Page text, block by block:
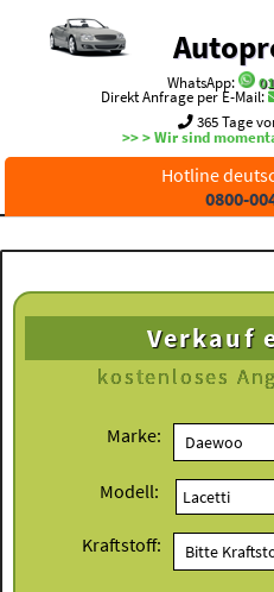
WhatsApp:
Direkt Anfrage per E-Mail:
365 Tage
>> > Wir sind
Hotline
0800-
Verkauf
kostenloses
Marke:
Modell:
Kraftstoff: